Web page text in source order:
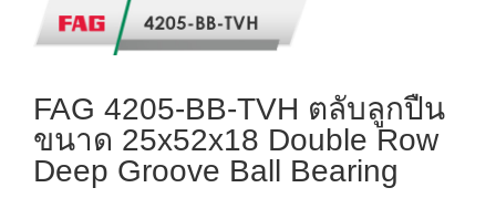
FAG 4205-BB-TVH ตลับลูกปืน
ขนาด 25x52x18 Double Row
Deep Groove Ball Bearing